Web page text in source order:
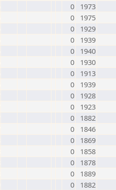
0
1973
0
1975
0
1929
0
1939
0
1940
0
1930
0
1913
0
1939
0
1928
0
1923
0
1882
0
1846
0
1869
0
1858
0
1878
0
1889
0
1882